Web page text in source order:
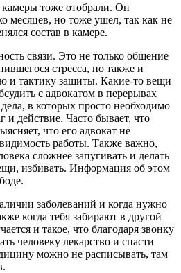
тоже отобрали. Он
месяцев, но тоже ушел, так как не
состав в камере.
связи. Это не только общение
стресса, но также и
и тактику защиты. Какие-то вещи
с адвокатом в перерывах
в которых просто необходимо
и действие. Часто бывает, что
что его адвокат не
видимость работы. Также важно,
сложнее запугивать и делать
избивать. Информация об этом
заболеваний и когда нужно
когда тебя забирают в другой
и такое, что благодаря звонку
человеку лекарство и спасти
можно не расписывать, там